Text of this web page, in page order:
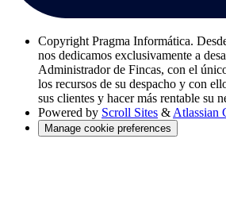
Copyright Pragma Informática.
nos dedicamos exclusivamente a
Administrador de Fincas, con el
los recursos de su despacho y con
sus clientes y hacer más rentable su
Powered by Scroll Sites & Atlassian
Manage cookie preferences